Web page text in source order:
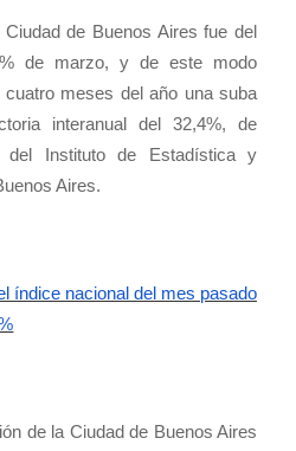
de Buenos Aires fue del
de marzo, y de este modo
meses del año una suba
interanual del 32,4%, de
Instituto de Estadística y
Aires.
índice nacional del mes pasado
de la Ciudad de Buenos Aires